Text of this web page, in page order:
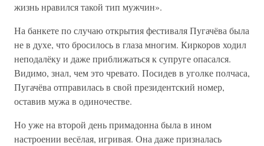
жизнь нравился такой тип мужчин».
На банкете по случаю открытия фестиваля Пугачёва была
не в духе, что бросилось в глаза многим. Киркоров ходил
неподалёку и даже приближаться к супруге опасался.
Видимо, знал, чем это чревато. Посидев в уголке полчаса,
Пугачёва отправилась в свой президентский номер,
оставив мужа в одиночестве.
Но уже на второй день примадонна была в ином
настроении весёлая, игривая. Она даже призналась